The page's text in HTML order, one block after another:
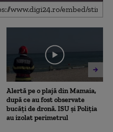
Alertă pe o plajă din Mamaia,
după ce au fost observate
bucăți de dronă. ISU și Poliția
au izolat perimetrul